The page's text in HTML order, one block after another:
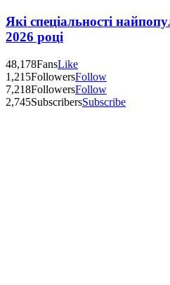
Які спеціальності
2026 році
48,178FansLike
1,215FollowersFollow
7,218FollowersFollow
2,745SubscribersSubscribe